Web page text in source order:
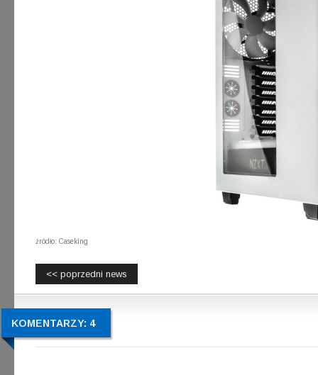
źródło: Caseking
<< poprzedni news
KOMENTARZY: 4